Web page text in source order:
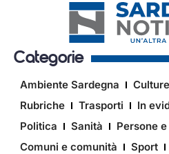
Categorie
Ambiente Sardegna Culture
Rubriche
Trasporti In
Politica
Sanità
Persone
Comuni e comunità
Sport